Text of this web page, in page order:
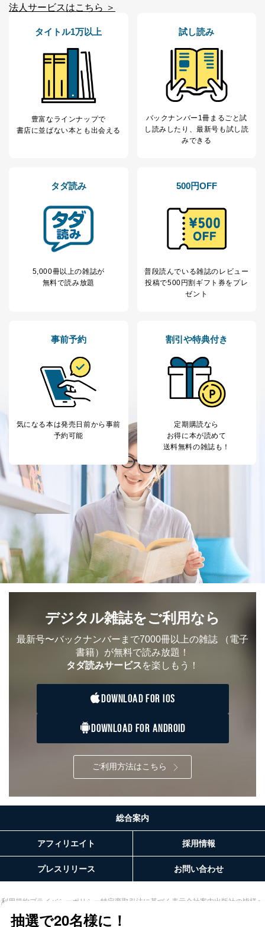
株式会社富士山マガジンサービス
個人情報保護管理者: 経営管理グループディレクター 前
田 嘉也
２．利用目的
当社が取り扱う開示対象個人情報の利用目的は次のとお
の方の個人情報
購入商品の配送のため
商品代金回収のため
ｅメール等による商品、サービ
閲覧履歴や購買履歴等の情報を分
応じた新商品・サービスに関する
当社にお問合わせ
いただいた方の個
お問い合わせ対応、トラブル対
処、オペレーター教育など応対品
カスタマーQ＆Aサイトの投稿内容
の確認のため
ｅメール等によるカスタマーQ＆A
ス、キャンペーン等の広告に関す
4
採用応募者の方の
個人情報
採用選考、ご連絡のため
当社の従業者の個
人情報
人事、総務などの雇用管理等のた
パートナー（提携
により当社の
定期購読サービス
個人情報
た商品の発売元企業からのｅメー
ル等による商品、
サービス、キャンペーン等の広告
に関するご案内のため
7
SNS公式アカウン
トに登録された方
の個人情報
当社のサービス利用状況の把握お
よびその分析のため
お問い合わせ対応、トラブル対
処、オペレーター教育など応対品
質向上のため
その他当社のプライバシーポリシ
ー等にて公表する利用目的達成の
ため
※上記の利用目的のうちNo.1～5については保有個人デ
ータ（開示対象個人情報）の利用目的であり、下記4.の
開示等のご請求に対応させていただきます。
各SNS運営会社様にご請求いただきますようお願い致し
ます。
３．個人情報の第三者提供について
当社は、取得した個人情報を適切に管理し､あらかじめ
ません。ただし、次の場合は除きます。
場合であって、本人の同意を得ることが困難であると
き。
に特に必要がある場合であって、本人の同意を得るこ
た者が法令の定める事務を遂行することに対して協力
により当該事務の遂行に支障を及ぼすおそれがあると
き。
上記２．の利用目的を実施するために守秘義務を結ん
だ企業に、業務の一部として個人情報の取扱いを委
託・提供する場合、その業務に必要な範囲で委託・提
が、これらに限りません。
トカード決済などの決済代行・料金回収会社、広
法人サービスはこちら ＞
タイトル1万以上
豊富なラインナップで
書店に並ばない本とも出会える
試し読み
バックナンバー1冊まるごと試
し読み したり、最新号も試し読
みできる
タダ読み
5,000冊以上の雑誌が
無料で読み放題
500円OFF
普段読んでいる雑誌のレビュー
投稿で500円割ギフト券をプレ
ゼント
事前予約
気になる本は発売日前から事前
予約可能
割引や特典付き
定期購読なら
お得に本が読めて
送料無料の雑誌も！
デジタル雑誌をご利用なら
最新号〜バックナンバーまで7000冊以上の雑誌 （電子
書籍）が無料で読み放題！
タダ読みサービスを楽しもう！
DOWNLOAD FOR IOS
DOWNLOAD FOR ANDROID
ご利用方法はこちら
総合案内
アフィリエイト 採用情報
プレスリリース お問い合わせ
利用規約プライバシーポリシー 特定商取引法に基づく表示会社案内出版社の皆様へ